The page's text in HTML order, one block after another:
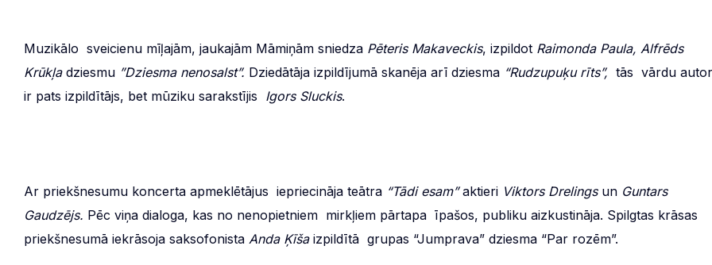
Muzikālo sveicienu mīļajām, jaukajām Māmiņām sniedza Pēteris Makaveckis, izpildot Raimonda Paula, Alfrēds
Krūkļa dziesmu ”Dziesma nenosalst”. Dziedātāja izpildījumā skanēja arī dziesma “Rudzupuķu rīts”, tās vārdu
ir pats izpildītājs, bet mūziku sarakstījis Igors Sluckis.
Ar priekšnesumu koncerta apmeklētājus iepriecināja teātra “Tādi esam”aktieri Viktors Drelings un Guntars
Gaudzējs. Pēc viņa dialoga, kas no nenopietniem mirkļiem pārtapa īpašos, publiku aizkustināja. Spilgtas krāsas
priekšnesumā iekrāsoja saksofonista Anda Ķīšaizpildītā grupas “Jumprava” dziesma “Par rozēm”.